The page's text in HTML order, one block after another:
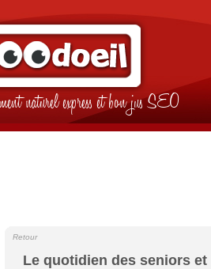
naturel express et bon jus SEO
Le quotidien des seniors
Retour